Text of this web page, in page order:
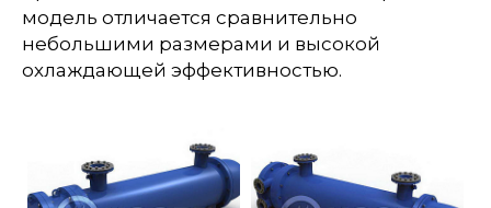
модель отличается сравнительно
небольшими размерами и высокой
охлаждающей эффективностью.